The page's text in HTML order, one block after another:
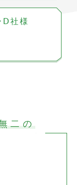
Ⅾ社様
二の